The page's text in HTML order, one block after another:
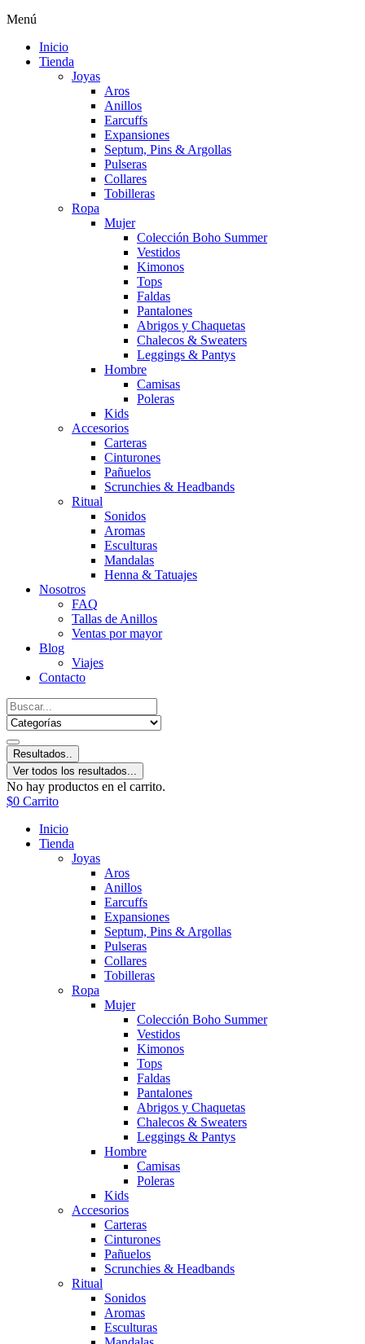
Menú
Inicio
Tienda
Joyas
Aros
Anillos
Earcuffs
Expansiones
Septum, Pins & Argollas
Pulseras
Collares
Tobilleras
Ropa
Mujer
Colección Boho Summer
Vestidos
Kimonos
Tops
Faldas
Pantalones
Abrigos y Chaquetas
Chalecos & Sweaters
Leggings & Pantys
Hombre
Camisas
Poleras
Kids
Accesorios
Carteras
Cinturones
Pañuelos
Scrunchies & Headbands
Ritual
Sonidos
Aromas
Esculturas
Mandalas
Henna & Tatuajes
Nosotros
FAQ
Tallas de Anillos
Ventas por mayor
Blog
Viajes
Contacto
Resultados..
Ver todos los resultados...
No hay productos en el carrito.
$0 Carrito
Inicio
Tienda
Joyas
Aros
Anillos
Earcuffs
Expansiones
Septum, Pins & Argollas
Pulseras
Collares
Tobilleras
Ropa
Mujer
Colección Boho Summer
Vestidos
Kimonos
Tops
Faldas
Pantalones
Abrigos y Chaquetas
Chalecos & Sweaters
Leggings & Pantys
Hombre
Camisas
Poleras
Kids
Accesorios
Carteras
Cinturones
Pañuelos
Scrunchies & Headbands
Ritual
Sonidos
Aromas
Esculturas